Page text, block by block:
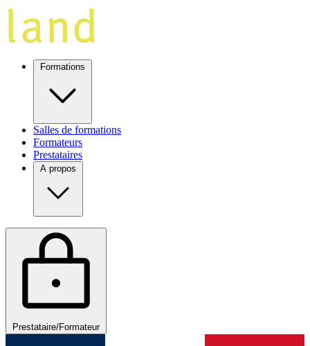
Formations
Salles de formations
Formateurs
Prestataires
A propos
Prestataire/Formateur